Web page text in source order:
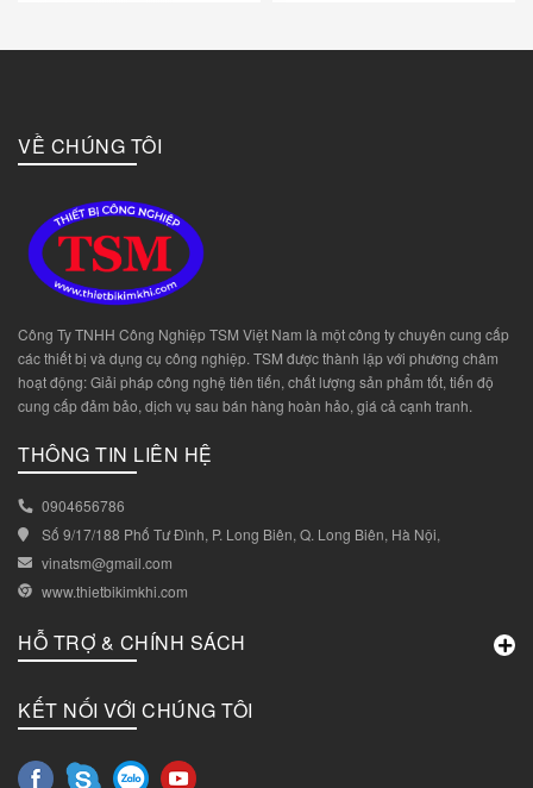
Đài Loan
Bulgary
VỀ CHÚNG TÔI
Công Ty TNHH Công Nghiệp TSM Việt Nam là một công ty chuyên cung cấp
các thiết bị và dụng cụ công nghiệp. TSM được thành lập với phương châm
hoạt động: Giải pháp công nghệ tiên tiến, chất lượng sản phẩm tốt, tiến độ
cung cấp đảm bảo, dịch vụ sau bán hàng hoàn hảo, giá cả cạnh tranh.
THÔNG TIN LIÊN HỆ
0904656786
Số 9/17/188 Phố Tư Đình, P. Long Biên, Q. Long Biên, Hà Nội,
vinatsm@gmail.com
www.thietbikimkhi.com
HỖ TRỢ & CHÍNH SÁCH
KẾT NỐI VỚI CHÚNG TÔI